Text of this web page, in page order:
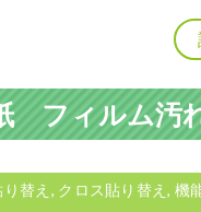
替え , クロス貼り替え, 機